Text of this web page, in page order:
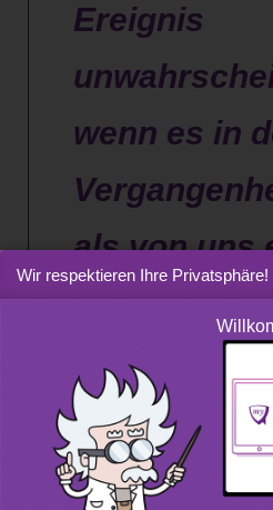
Ereignis
wenn es in
als von uns
eingetreten
Der Spielerfehlschluss
Verzerrung, die
zuwiderläuft. Das heißt, wir
dass ein Ereignis
der Vergangenheit
Wir respektieren Ihre Privatsphäre!